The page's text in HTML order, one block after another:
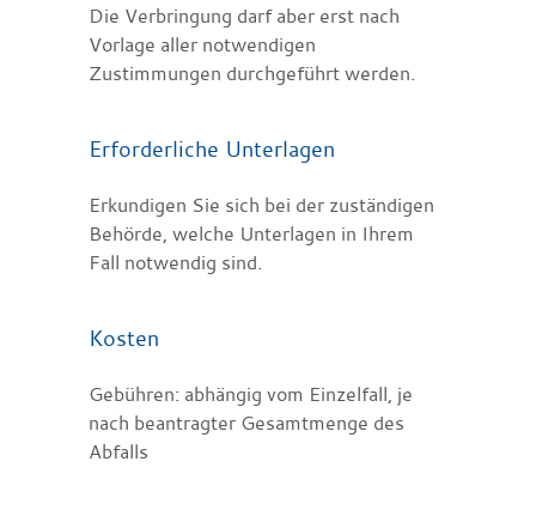
Die Verbringung darf aber erst nach
Vorlage aller notwendigen
Zustimmungen durchgeführt werden.
Erforderliche Unterlagen
Erkundigen Sie sich bei der zuständigen
Behörde, welche Unterlagen in Ihrem
Fall notwendig sind.
Kosten
Gebühren: abhängig vom Einzelfall, je
nach beantragter Gesamtmenge des
Abfalls